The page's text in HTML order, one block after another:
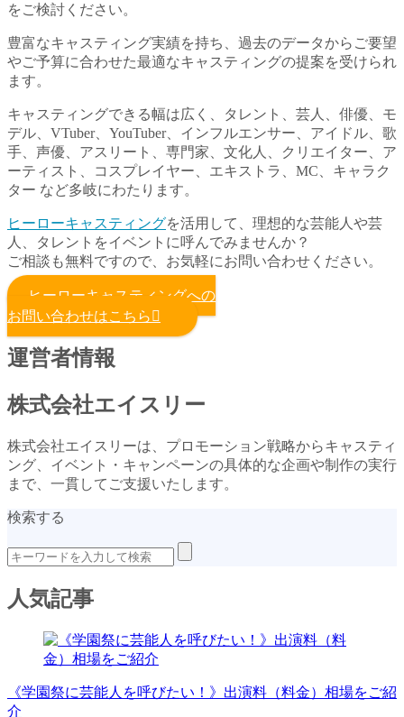
をご検討ください。
豊富なキャスティング実績を持ち、過去のデータからご要望
やご予算に合わせた最適なキャスティングの提案を受けられ
ます。
キャスティングできる幅は広く、タレント、芸人、俳優、モ
デル、VTuber、YouTuber、インフルエンサー、アイドル、歌
手、声優、アスリート、専門家、文化人、クリエイター、ア
ーティスト、コスプレイヤー、エキストラ、MC、キャラク
ター など多岐にわたります。
ヒーローキャスティングを活用して、理想的な芸能人や芸
人、タレントをイベントに呼んでみませんか？
ご相談も無料ですので、お気軽にお問い合わせください。
ヒーローキャスティングへの
お問い合わせはこちら
運営者情報
株式会社エイスリー
株式会社エイスリーは、プロモーション戦略からキャスティ
ング、イベント・キャンペーンの具体的な企画や制作の実行
まで、一貫してご支援いたします。
検索する
人気記事
《学園祭に芸能人を呼びたい！》出演料（料金）相場をご紹
介